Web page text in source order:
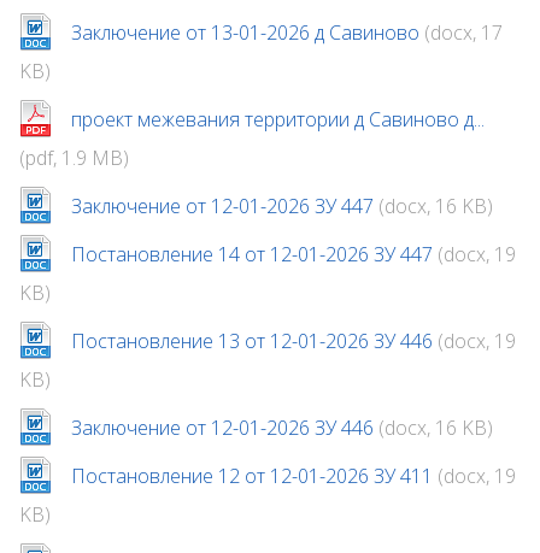
Заключение от 13-01-2026 д Савиново (docx, 17
KB)
проект межевания территории д Савиново д...
(pdf, 1.9 MB)
Заключение от 12-01-2026 ЗУ 447 (docx, 16 KB)
Постановление 14 от 12-01-2026 ЗУ 447 (docx, 19
KB)
Постановление 13 от 12-01-2026 ЗУ 446 (docx, 19
KB)
Заключение от 12-01-2026 ЗУ 446 (docx, 16 KB)
Постановление 12 от 12-01-2026 ЗУ 411 (docx, 19
KB)